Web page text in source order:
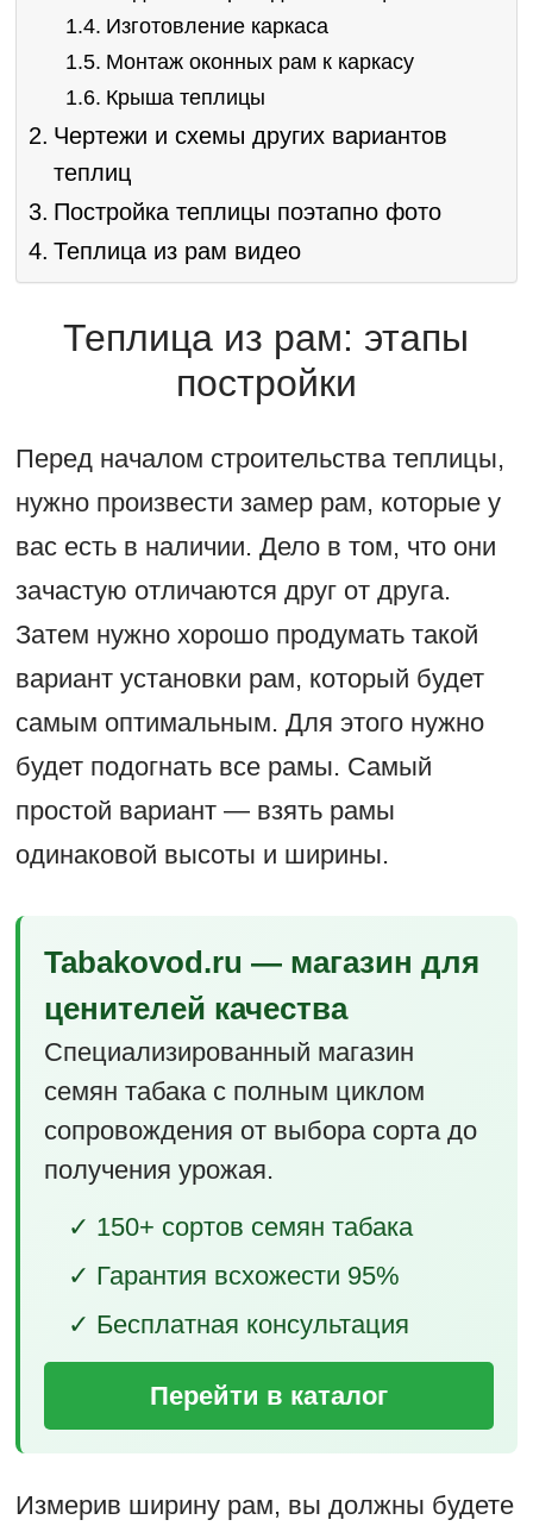
Изготовление каркаса
Монтаж оконных рам к каркасу
Крыша теплицы
Чертежи и схемы других вариантов
теплиц
Постройка теплицы поэтапно фото
Теплица из рам видео
Теплица из рам: этапы
постройки
Перед началом строительства теплицы,
нужно произвести замер рам, которые у
вас есть в наличии. Дело в том, что они
зачастую отличаются друг от друга.
Затем нужно хорошо продумать такой
вариант установки рам, который будет
самым оптимальным. Для этого нужно
будет подогнать все рамы. Самый
простой вариант — взять рамы
одинаковой высоты и ширины.
Tabakovod.ru — магазин для
ценителей качества
Специализированный магазин
семян табака с полным циклом
сопровождения от выбора сорта до
получения урожая.
✓ 150+ сортов семян табака
✓ Гарантия всхожести 95%
✓ Бесплатная консультация
Перейти в каталог
Измерив ширину рам, вы должны будете